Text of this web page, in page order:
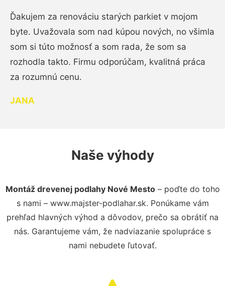
Ďakujem za renováciu starých parkiet v mojom
byte. Uvažovala som nad kúpou nových, no všimla
som si túto možnosť a som rada, že som sa
rozhodla takto. Firmu odporúčam, kvalitná práca
za rozumnú cenu.
JANA
Naše výhody
Montáž drevenej podlahy Nové Mesto– poďte do toho
s nami – www.majster-podlahar.sk. Ponúkame vám
prehľad hlavných výhod a dôvodov, prečo sa obrátiť na
nás. Garantujeme vám, že nadviazanie spolupráce s
nami nebudete ľutovať.